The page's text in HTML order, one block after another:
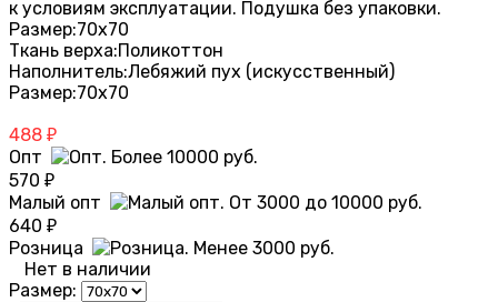
к условиям эксплуатации. Подушка без упаковки.
Размер:70х70
Ткань верха:Поликоттон
Наполнитель:Лебяжий пух (искусственный)
Размер:70х70
488 ₽
Опт
570 ₽
Малый опт
640 ₽
Розница
Нет в наличии
Размер: